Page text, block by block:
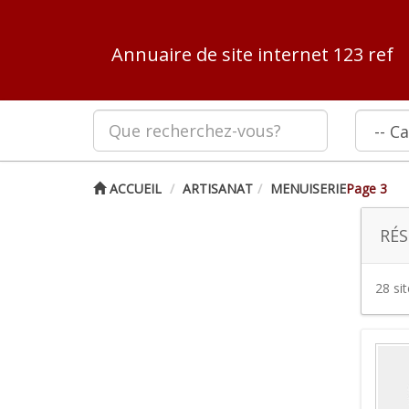
Annuaire de site internet 123 ref
ACCUEIL ARTISANAT MENUISERIEPage 3
28